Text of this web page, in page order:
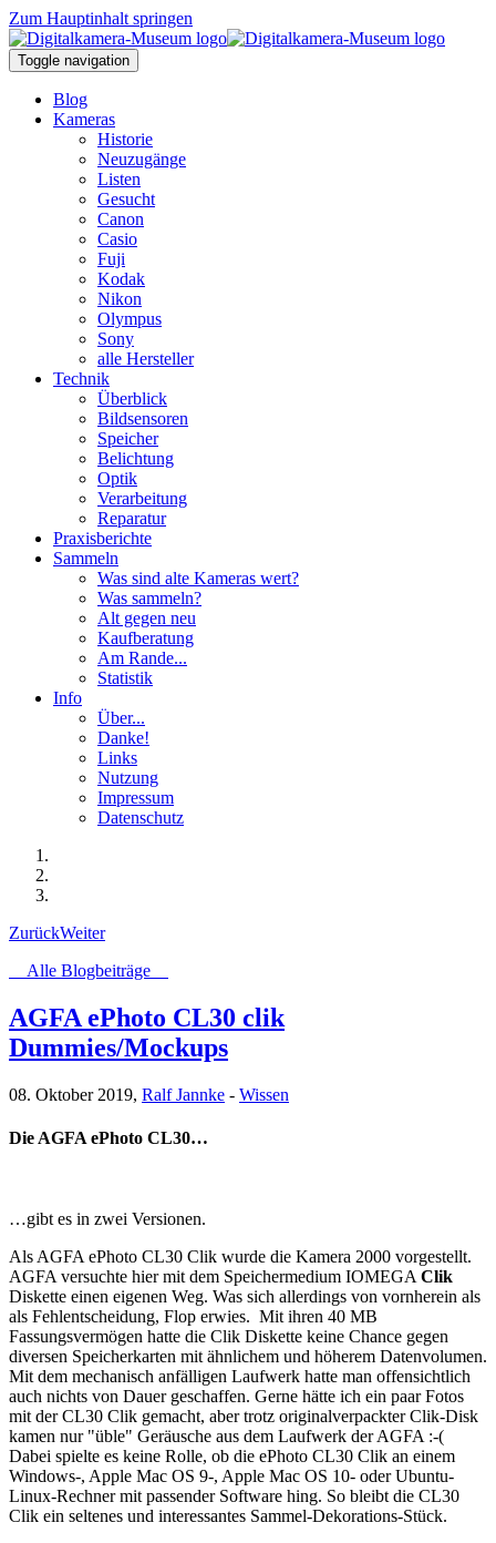
Zum Hauptinhalt springen
Toggle navigation
Blog
Kameras
Historie
Neuzugänge
Listen
Gesucht
Canon
Casio
Fuji
Kodak
Nikon
Olympus
Sony
alle Hersteller
Technik
Überblick
Bildsensoren
Speicher
Belichtung
Optik
Verarbeitung
Reparatur
Praxisberichte
Sammeln
Was sind alte Kameras wert?
Was sammeln?
Alt gegen neu
Kaufberatung
Am Rande...
Statistik
Info
Über...
Danke!
Links
Nutzung
Impressum
Datenschutz
ZurückWeiter
Alle Blogbeiträge
AGFA ePhoto CL30 clik
Dummies/Mockups
08. Oktober 2019, Ralf Jannke - Wissen
Die AGFA ePhoto CL30…
…gibt es in zwei Versionen.
Als AGFA ePhoto CL30 Clik wurde die Kamera 2000 vorgestellt.
AGFA versuchte hier mit dem Speichermedium IOMEGA Clik
Diskette einen eigenen Weg. Was sich allerdings von vornherein als
als Fehlentscheidung, Flop erwies. Mit ihren 40 MB
Fassungsvermögen hatte die Clik Diskette keine Chance gegen
diversen Speicherkarten mit ähnlichem und höherem Datenvolumen.
Mit dem mechanisch anfälligen Laufwerk hatte man offensichtlich
auch nichts von Dauer geschaffen. Gerne hätte ich ein paar Fotos
mit der CL30 Clik gemacht, aber trotz originalverpackter Clik-Disk
kamen nur "üble" Geräusche aus dem Laufwerk der AGFA :-(
Dabei spielte es keine Rolle, ob die ePhoto CL30 Clik an einem
Windows-, Apple Mac OS 9-, Apple Mac OS 10- oder Ubuntu-
Linux-Rechner mit passender Software hing. So bleibt die CL30
Clik ein seltenes und interessantes Sammel-Dekorations-Stück.